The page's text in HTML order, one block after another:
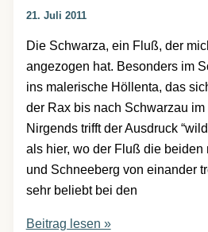
21. Juli 2011
Die Schwarza, ein Fluß, der
angezogen hat. Besonders im
ins malerische Höllenta, das
der Rax bis nach Schwarzau
Nirgends trifft der Ausdruck
als hier, wo der Fluß die beiden
und Schneeberg von einander
sehr beliebt bei den
Besuch
Beitrag lesen »